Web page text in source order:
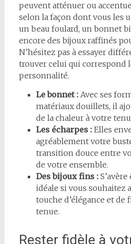
peuvent atténuer ou
selon la façon dont vous les
un beau foulard, un bonnet
encore des bijoux raffinés
N’hésitez pas à essayer
trouver celui qui correspond
personnalité.
Le bonnet :Avec ses
matériaux douillets, il
de la chaleur à votre
Les écharpes :Elles
agréablement votre
transition douce entre
de votre ensemble.
Des bijoux fins :
idéale si vous souhaitez
touche d’élégance et de
tenue.
Rester fidèle à